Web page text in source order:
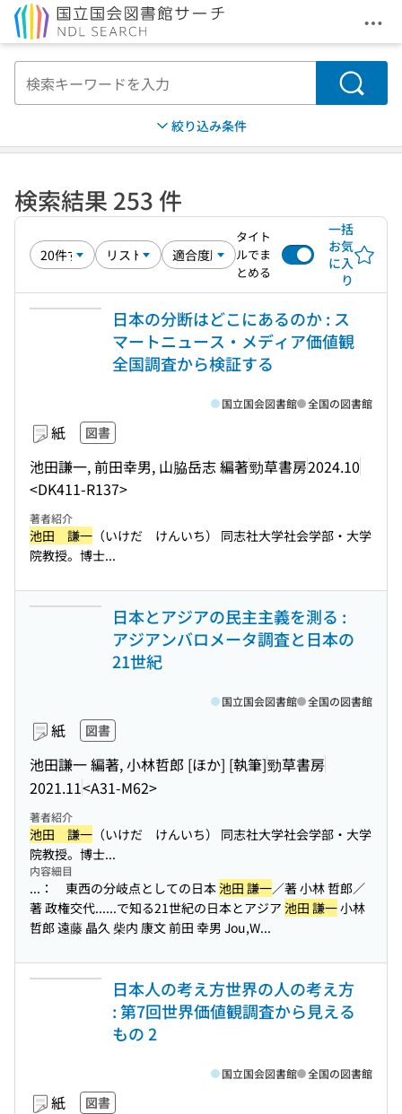
メ
検索
絞り込み条件
検索結果 253 件
タイト
ルでま
とめる
一括
お気
に入
り
日本の分断はどこにあるのか : ス
マートニュース・メディア価値観
全国調査から検証する
紙 図書
池田謙一, 前田幸男, 山脇岳志 編著勁草書房2024.10
<DK411-R137>
国立国会図書館 全国の図書館
著者紹介
池田 謙一 （いけだ けんいち） 同志社大学社会学部・大学
院教授。博士...
日本とアジアの民主主義を測る :
アジアンバロメータ調査と日本の
21世紀
紙 図書
池田謙一 編著, 小林哲郎 [ほか] [執筆]勁草書房
2021.11<A31-M62>
国立国会図書館 全国の図書館
著者紹介
池田 謙一 （いけだ けんいち） 同志社大学社会学部・大学
院教授。博士...
内容細目
...： 東西の分岐点としての日本池田 謙一／著 小林 哲郎／
著 政権交代......で知る21世紀の日本とアジア 池田 謙一小林
哲郎 遠藤 晶久 柴内 康文 前田 幸男 Jou,W...
日本人の考え方世界の人の考え方
: 第7回世界価値観調査から見える
もの 2
紙 図書
国立国会図書館 全国の図書館